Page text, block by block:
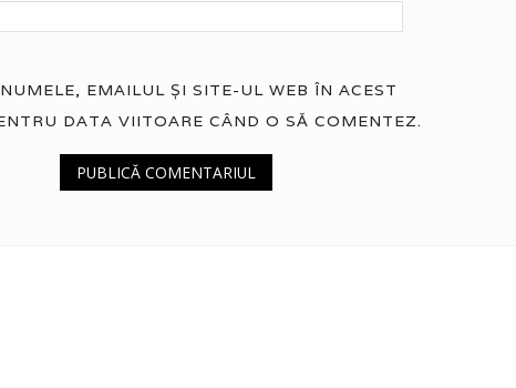
EMAILUL ȘI SITE-UL WEB ÎN ACEST
DATA VIITOARE CÂND O SĂ COMENTEZ.